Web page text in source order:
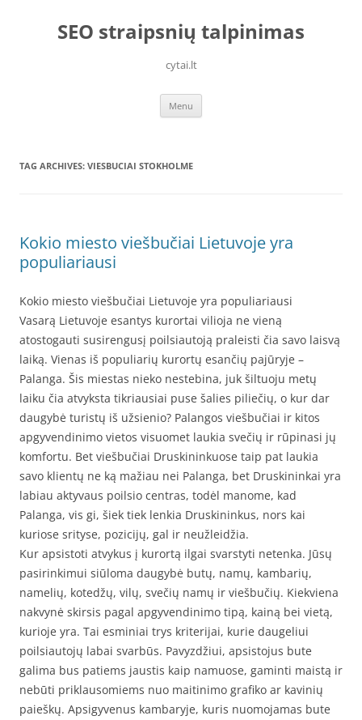
contentSEO straipsnių talpinimas
cytai.lt
Menu
TAG ARCHIVES: VIESBUCIAI STOKHOLME
Kokio miesto viešbučiai Lietuvoje yra
populiariausi
Kokio miesto viešbučiai Lietuvoje yra populiariausi
Vasarą Lietuvoje esantys kurortai vilioja ne vieną
atostogauti susirengusį poilsiautoją praleisti čia savo laisvą
laiką. Vienas iš populiarių kurortų esančių pajūryje –
Palanga. Šis miestas nieko nestebina, juk šiltuoju metų
laiku čia atvyksta tikriausiai puse šalies piliečių, o kur dar
daugybė turistų iš užsienio? Palangos viešbučiai ir kitos
apgyvendinimo vietos visuomet laukia svečių ir rūpinasi jų
komfortu. Bet viešbučiai Druskininkuose taip pat laukia
savo klientų ne ką mažiau nei Palanga, bet Druskininkai yra
labiau aktyvaus poilsio centras, todėl manome, kad
Palanga, vis gi, šiek tiek lenkia Druskininkus, nors kai
kuriose srityse, pozicijų, gal ir neužleidžia.
Kur apsistoti atvykus į kurortą ilgai svarstyti netenka. Jūsų
pasirinkimui siūloma daugybė butų, namų, kambarių,
namelių, kotedžų, vilų, svečių namų ir viešbučių. Kiekviena
nakvynė skirsis pagal apgyvendinimo tipą, kainą bei vietą,
kurioje yra. Tai esminiai trys kriterijai, kurie daugeliui
poilsiautojų labai svarbūs. Pavyzdžiui, apsistojus bute
galima bus patiems jaustis kaip namuose, gaminti maistą ir
nebūti priklausomiems nuo maitinimo grafiko ar kavinių
paieškų. Apsigyvenus kambaryje, kuris nuomojamas bute